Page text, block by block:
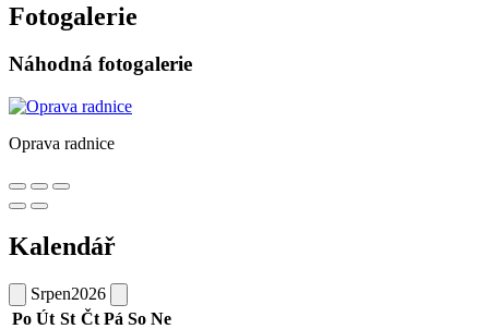
Fotogalerie
Náhodná fotogalerie
Oprava radnice
Kalendář
Srpen2026
Po Út St Čt Pá So Ne